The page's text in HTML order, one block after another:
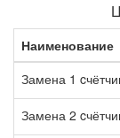
Наименование
Замена 1
Замена 2